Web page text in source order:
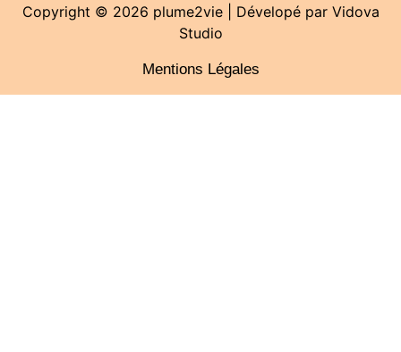
Copyright © 2026 plume2vie | Dévelopé par Vidova
Studio
Mentions Légales